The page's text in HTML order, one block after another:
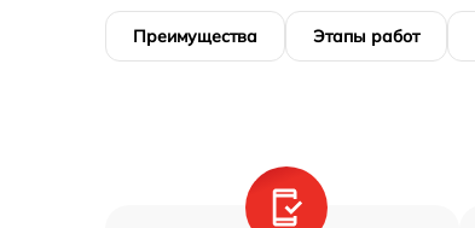
Преимущества Этапы работ